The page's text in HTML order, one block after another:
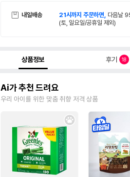
내일배송 21시까지 주문하면, 다음날
(토, 일요일/공휴일 제외)
상품정보 후기 18
Ai가 추천 드려요
우리 아이를 위한 맞춤 취향 저격 상품